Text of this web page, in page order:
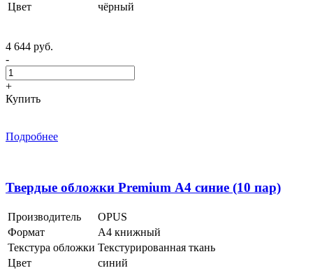
Цвет
чёрный
4 644 руб.
-
+
Купить
Подробнее
Твердые обложки Premium А4 синие (10 пар)
Производитель
OPUS
Формат
А4 книжный
Текстура обложки Текстурированная ткань
Цвет
синий